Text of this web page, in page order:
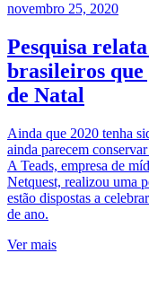
novembro 25, 2020
Pesquisa
brasileiros
de Natal
Ainda que 2020 tenha
ainda parecem
A Teads, empresa de
Netquest, realizou uma
estão dispostas a
de ano.
Ver mais